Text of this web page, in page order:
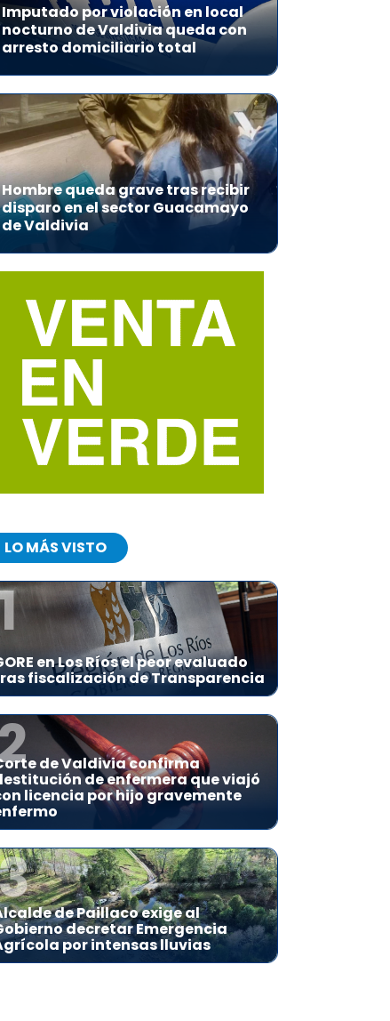
Imputado por violación en local
nocturno de Valdivia queda con
arresto domiciliario total
Hombre queda grave tras recibir
disparo en el sector Guacamayo
de Valdivia
LO MÁS VISTO
en Los Ríos el peor evaluado
fiscalización de Transparencia
de Valdivia confirma
de enfermera que viajó
licencia por hijo gravemente
de Paillaco exige al
decretar Emergencia
por intensas lluvias